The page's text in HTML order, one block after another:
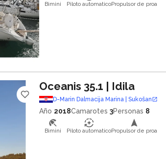
Bimini Piloto automaticoPropulsor de proa
Oceanis 35.1 | Idila
D-Marin Dalmacija Marina | Sukošan
Año 2018Camarotes 3Personas 8
Bimini Piloto automaticoPropulsor de proa